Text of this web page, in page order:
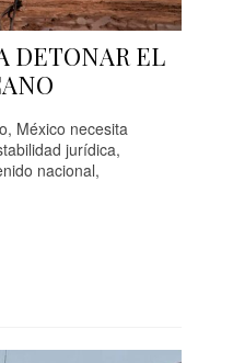
DETONAR EL
México necesita
jurídica,
nacional,